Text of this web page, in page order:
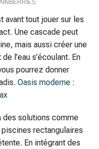
avant tout jouer sur les
Une cascade peut
mais aussi créer une
l’eau s’écoulant. En
pourrez donner
Oasis moderne :
des solutions comme
rectangulaires
En intégrant des